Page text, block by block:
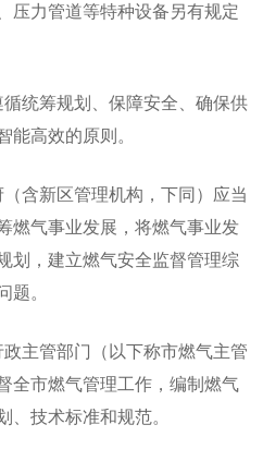
力管道等特种设备另有规定
筹规划、保障安全、确保供
能高效的原则。
新区管理机构，下同）应当
燃气事业发展，将燃气事业发
划，建立燃气安全监督管理综
题。
管部门（以下称市燃气主管
全市燃气管理工作，编制燃气
、技术标准和规范。